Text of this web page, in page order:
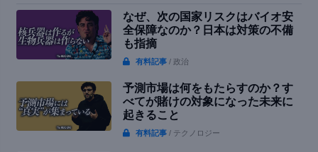
なぜ、次の国家リスクはバイオ安
全保障なのか？日本は対策の不備
も指摘
有料記事 / 政治
予測市場は何をもたらすのか？す
べてが賭けの対象になった未来に
起きること
有料記事 / テクノロジー